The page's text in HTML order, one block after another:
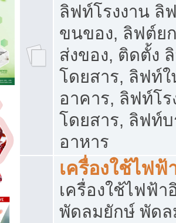
ลิฟท์โรงงาน ลิ
ขนของ, ลิฟต์ย
ส่งของ, ติดตั้ง
โดยสาร, ลิฟท์
อาคาร, ลิฟท์โ
โดยสาร, ลิฟท์
อาหาร
เครื่องใช้ไฟฟ้
เครื่องใช้ไฟฟ้า
พัดลมยักษ์ พัด